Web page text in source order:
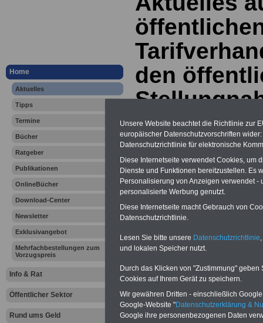
Home
Aktuelles
Tipps
Termine
Bücher
Ratgeber
Publikationen
OnlineBücher
Download-Center
Newsletter
Exklusivangebot
Mehrfachbestellungen zum
Vorzugspreis
Info & Rat
Öffentlicher Sektor
Rund ums Geld
den
den
09.02.2012
öffentlichen Dienst
Vergleichen und sparen:
-Krankenzusatzversicherung -
Online-Vergleich Gesetzliche
Krankenkassen
Zahnzusatzversicherung-
Unsere Website beachtet die Richtlinie zur
europäischer Datenschutzvorschriften
Datenschutzrichtlinie für elektronische
Diese Internetseite verwendet Cookies, um
Dienste und Funktionen bereitzustellen. Es
Personalisierung von Anzeigen verwendet
personalisierte Werbung genutzt.
Diese Internetseite macht Gebrauch von
Datenschutzrichtlinie.
Lesen Sie bitte unsere Datenschutzrichtlinie
und lokalen Speicher nutzt.
Durch das Klicken von "Zustimmung"
Cookies auf Ihrem Gerät zu speichern.
Wir gewähren Dritten - einschließlich
Google-Website "Datenschutzerklärung &
Google ihre personenbezogenen Daten